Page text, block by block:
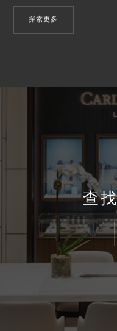
探索更多
查